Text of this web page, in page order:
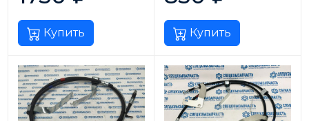
Купить Купить